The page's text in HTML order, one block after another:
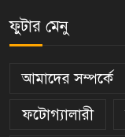
ফুটার মেনু
আমাদের সম্পর্কে
ফটোগ্যালারী